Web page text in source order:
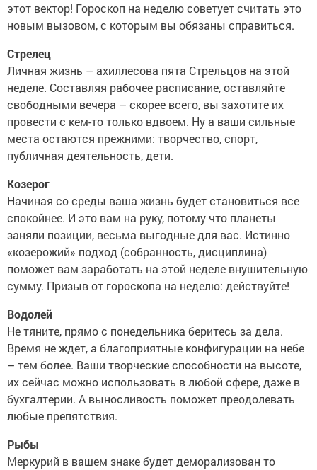
этот вектор! Гороскоп на неделю советует считать это
новым вызовом, с которым вы обязаны справиться.
Стрелец
Личная жизнь – ахиллесова пята Стрельцов на этой
неделе. Составляя рабочее расписание, оставляйте
свободными вечера – скорее всего, вы захотите их
провести с кем-то только вдвоем. Ну а ваши сильные
места остаются прежними: творчество, спорт,
публичная деятельность, дети.
Козерог
Начиная со среды ваша жизнь будет становиться все
спокойнее. И это вам на руку, потому что планеты
заняли позиции, весьма выгодные для вас. Истинно
«козерожий» подход (собранность, дисциплина)
поможет вам заработать на этой неделе внушительную
сумму. Призыв от гороскопа на неделю: действуйте!
Водолей
Не тяните, прямо с понедельника беритесь за дела.
Время не ждет, а благоприятные конфигурации на небе
– тем более. Ваши творческие способности на высоте,
их сейчас можно использовать в любой сфере, даже в
бухгалтерии. А выносливость поможет преодолевать
любые препятствия.
Рыбы
Меркурий в вашем знаке будет деморализован то